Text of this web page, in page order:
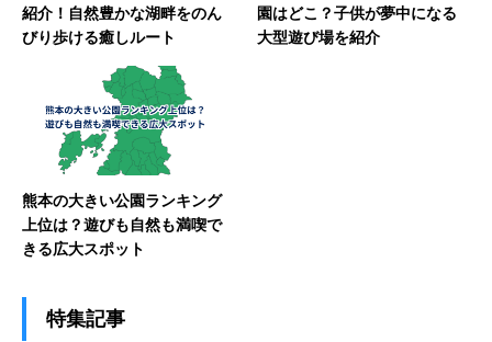
紹介！自然豊かな湖畔をのん
びり歩ける癒しルート
園はどこ？子供が夢中になる
大型遊び場を紹介
熊本の大きい公園ランキング
上位は？遊びも自然も満喫で
きる広大スポット
特集記事